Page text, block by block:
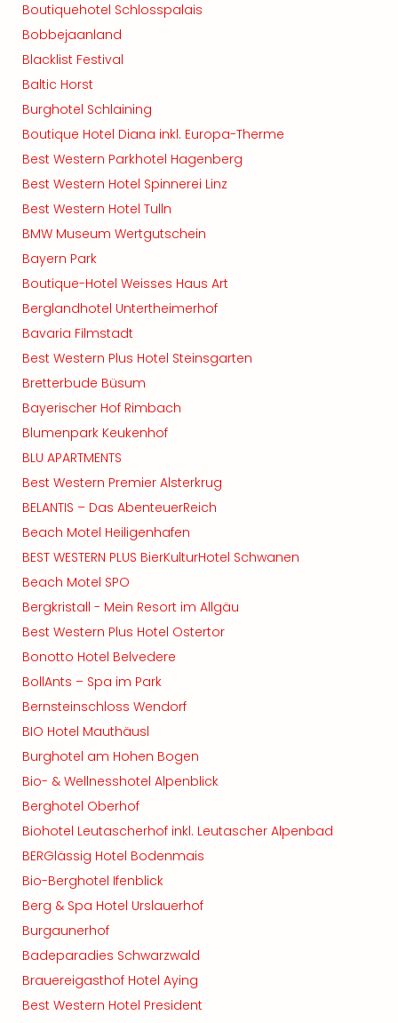
Boutiquehotel Schlosspalais
Bobbejaanland
Blacklist Festival
Baltic Horst
Burghotel Schlaining
Boutique Hotel Diana inkl. Europa-Therme
Best Western Parkhotel Hagenberg
Best Western Hotel Spinnerei Linz
Best Western Hotel Tulln
BMW Museum Wertgutschein
Bayern Park
Boutique-Hotel Weisses Haus Art
Berglandhotel Untertheimerhof
Bavaria Filmstadt
Best Western Plus Hotel Steinsgarten
Bretterbude Büsum
Bayerischer Hof Rimbach
Blumenpark Keukenhof
BLU APARTMENTS
Best Western Premier Alsterkrug
BELANTIS – Das AbenteuerReich
Beach Motel Heiligenhafen
BEST WESTERN PLUS BierKulturHotel Schwanen
Beach Motel SPO
Bergkristall - Mein Resort im Allgäu
Best Western Plus Hotel Ostertor
Bonotto Hotel Belvedere
BollAnts – Spa im Park
Bernsteinschloss Wendorf
BIO Hotel Mauthäusl
Burghotel am Hohen Bogen
Bio- & Wellnesshotel Alpenblick
Berghotel Oberhof
Biohotel Leutascherhof inkl. Leutascher Alpenbad
BERGlässig Hotel Bodenmais
Bio-Berghotel Ifenblick
Berg & Spa Hotel Urslauerhof
Burgaunerhof
Badeparadies Schwarzwald
Brauereigasthof Hotel Aying
Best Western Hotel President